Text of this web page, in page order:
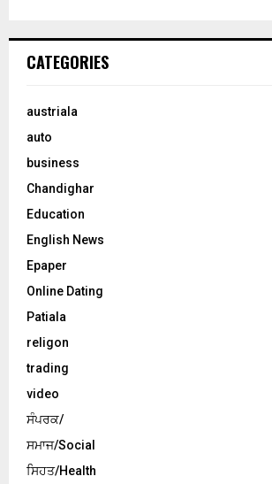
CATEGORIES
austriala
auto
business
Chandighar
Education
English News
Epaper
Online Dating
Patiala
religon
trading
video
ਸੰਪਰਕ/
ਸਮਾਜ/Social
ਸਿਹਤ/Health